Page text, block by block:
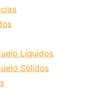
Líquidos
Sólidos